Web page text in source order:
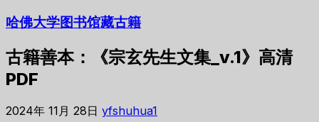
哈佛大学图书馆藏古籍
古籍善本：《宗玄先生文集_v.1》高清
PDF
2024年 11月 28日 yfshuhua1